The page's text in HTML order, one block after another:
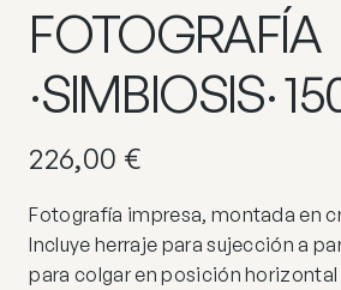
FOTOGRAFÍA
·SIMBIOSIS·
226,00 €
Fotografía impresa, montada en
Incluye herraje para sujección a
para colgar en posición